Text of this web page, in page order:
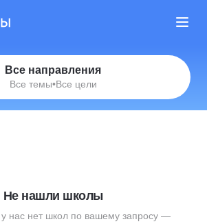
Все направления
Все темы•Все цели
Не нашли школы
нас нет школ по вашему запросу —